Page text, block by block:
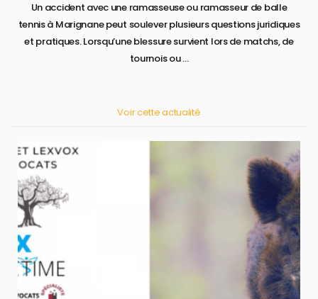
Un accident avec une ramasseuse ou ramasseur de balle
tennis à Marignane peut soulever plusieurs questions juridiques
et pratiques. Lorsqu’une blessure survient lors de matchs, de
tournois ou ...
Voir cette actualité